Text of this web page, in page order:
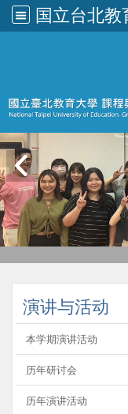
演讲与活动
本学期演讲活动
历年研讨会
历年演讲活动